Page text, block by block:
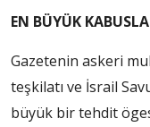
EN BÜYÜK
Gazetenin askeri
teşkilatı ve İsrail
büyük bir tehdit